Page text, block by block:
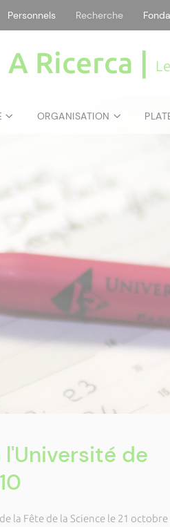
Personnels Recherche
A Ricerca |
ORGANISATION
l'Université de
la Fêtede la Science le 21 octobre